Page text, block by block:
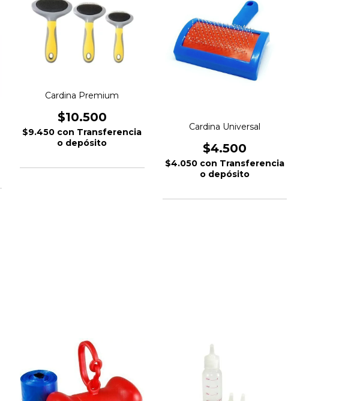
Cardina Premium
$10.500
$9.450 con Transferencia
o depósito
Cardina Universal
$4.500
$4.050 con Transferencia
o depósito